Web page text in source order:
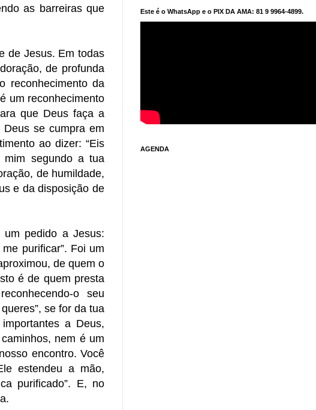
as barreiras que
de Jesus. Em todas
de profunda
reconhecimento da
um reconhecimento
que Deus faça a
se cumpra em
ao dizer: “Eis
segundo a tua
de humildade,
e da disposição de
um pedido a Jesus:
purificar”. Foi um
de quem o
é de quem presta
o seu
se for da tua
a Deus,
nem é um
encontro. Você
estendeu a mão,
purificado”. E, no
Este é o WhatsApp e o PIX DA AMA: 81 9 9964-4899.
AGENDA